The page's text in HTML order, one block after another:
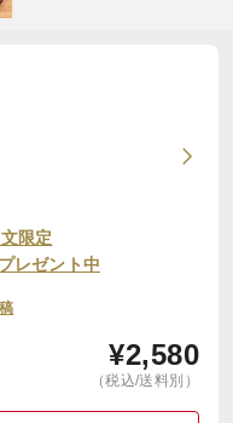
限定
レゼント中
¥2,580
（税込/送料別）